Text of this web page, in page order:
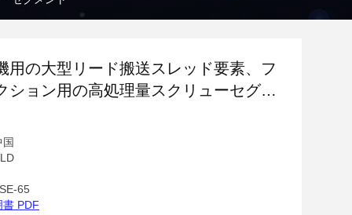
用の大型リード搬送スレッド要素、フ
ション用の高処理量スクリューセグメ
65
書 PDF